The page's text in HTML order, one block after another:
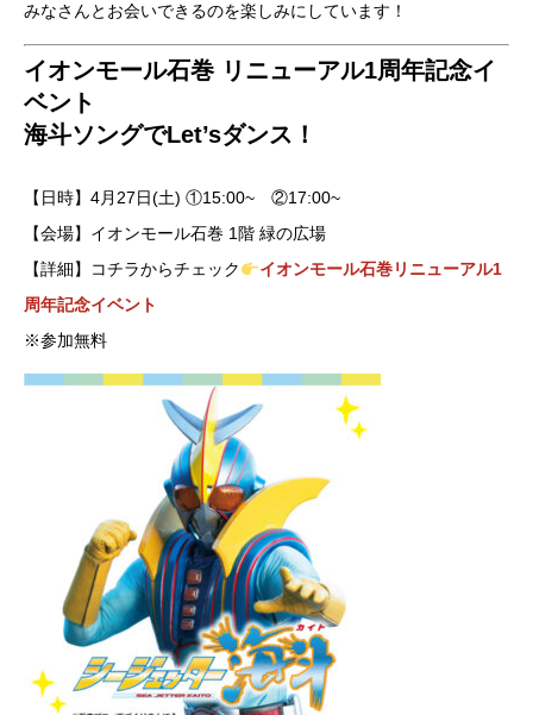
みなさんとお会いできるのを楽しみにしています！
イオンモール石巻 リニューアル1周年記念イ
ベント
海斗ソングでLet’sダンス！
【日時】4月27日(土) ①15:00~ ②17:00~
【会場】イオンモール石巻 1階 緑の広場
【詳細】コチラからチェック
イオンモール石巻リニューアル1
周年記念イベント
※参加無料